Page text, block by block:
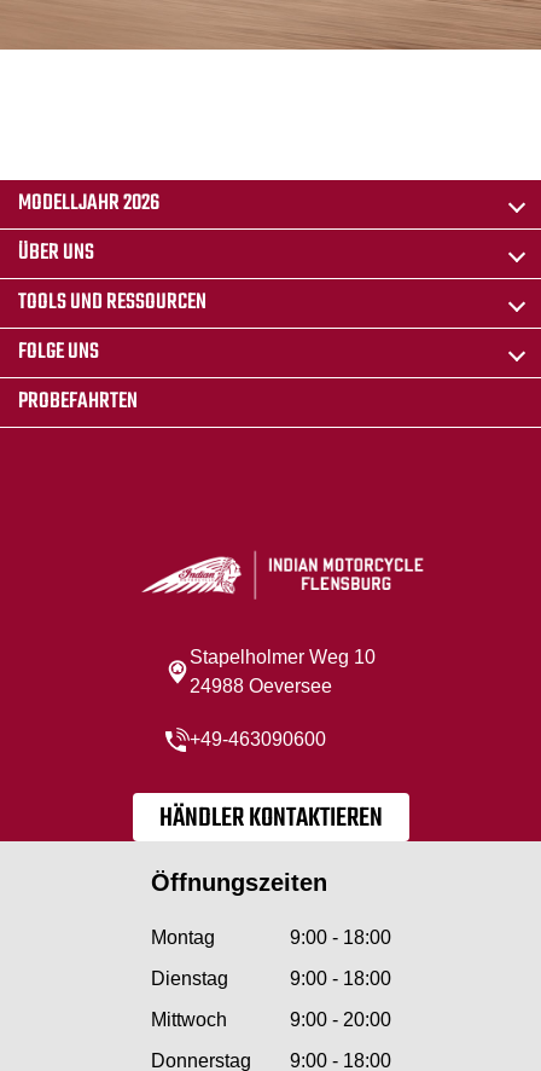
MODELLJAHR 2026
ÜBER UNS
TOOLS UND RESSOURCEN
FOLGE UNS
PROBEFAHRTEN
Stapelholmer Weg 10
24988 Oeversee
+49-463090600
HÄNDLER KONTAKTIEREN
Öffnungszeiten
Montag
9:00 - 18:00
Dienstag
9:00 - 18:00
Mittwoch
9:00 - 20:00
Donnerstag
9:00 - 18:00